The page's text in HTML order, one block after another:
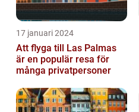
17 januari 2024
Att flyga till Las Palmas
är en populär resa för
många privatpersoner